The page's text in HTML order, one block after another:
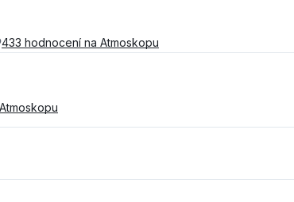
433 hodnocení na Atmoskopu